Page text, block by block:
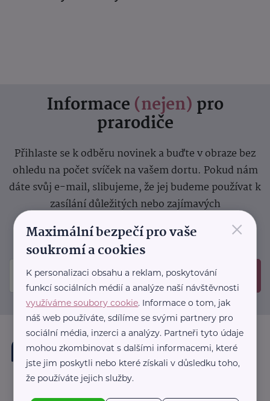
Informace (nejen) pro
prarodiče
Přihlaste se k odběru novinek a buďte v obraze bez
ohledu na počet svíček na vašem dortu. Pokud nám
dáte svůj e-mail, slibujeme, že jej budeme používat k
zasílání důležitých nebo zajímavých
Prosíme, zkontrolujte si svoji emailovou
schránku, kam jsme poslali potvrzovací e-mail.
Odeslat
×
Maximální bezpečí pro vaše
soukromí a cookies
K personalizaci obsahu a reklam, poskytování
funkcí sociálních médií a analýze naší návštěvnosti
využíváme soubory cookie. Informace o tom, jak
náš web používáte, sdílíme se svými partnery pro
sociální média, inzerci a analýzy. Partneři tyto údaje
mohou zkombinovat s dalšími informacemi, které
jste jim poskytli nebo které získali v důsledku toho,
že používáte jejich služby.